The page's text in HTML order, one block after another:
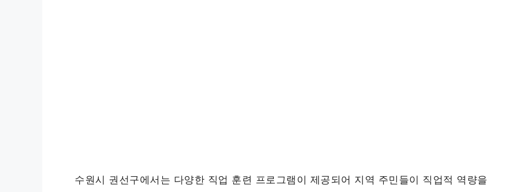
수원시 권선구에서는 다양한 직업 훈련 프로그램이 제공되어 지역 주민들이 직업적 역량을